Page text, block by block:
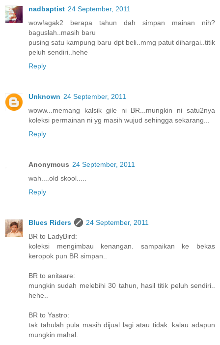
nadbaptist 24 September, 2011
wow!agak2 berapa tahun dah simpan mainan nih?
baguslah..masih baru
pusing satu kampung baru dpt beli..mmg patut dihargai..titik
peluh sendiri..hehe
Reply
Unknown 24 September, 2011
woww...memang kalsik gile ni BR...mungkin ni satu2nya
koleksi permainan ni yg masih wujud sehingga sekarang...
Reply
Anonymous 24 September, 2011
wah....old skool.....
Reply
Blues Riders
24 September, 2011
BR to LadyBird:
koleksi mengimbau kenangan. sampaikan ke bekas
keropok pun BR simpan..
BR to anitaare:
mungkin sudah melebihi 30 tahun, hasil titik peluh sendiri..
hehe..
BR to Yastro:
tak tahulah pula masih dijual lagi atau tidak. kalau adapun
mungkin mahal.